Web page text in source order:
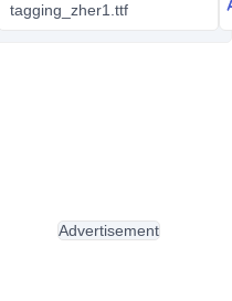
tagging_zher1.ttf
Advertisement